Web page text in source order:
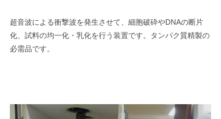
超音波による衝撃波を発生させて、細胞破砕やDNAの断片
化、試料の均一化・乳化を行う装置です。タンパク質精製の
必需品です。